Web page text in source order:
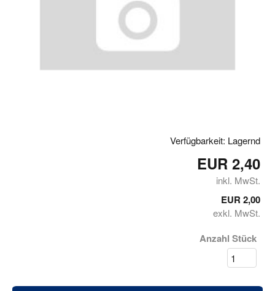
Verfügbarkeit: Lagernd
EUR 2,40
inkl. MwSt.
EUR 2,00
exkl. MwSt.
Anzahl Stück